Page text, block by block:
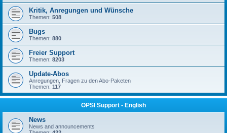
Kritik, Anregungen und Wünsche
Themen: 508
Bugs
Themen: 880
Freier Support
Themen: 8203
Update-Abos
Anregungen, Fragen zu den Abo-Paketen
Themen: 117
OPSI Support - English
News
News and announcements